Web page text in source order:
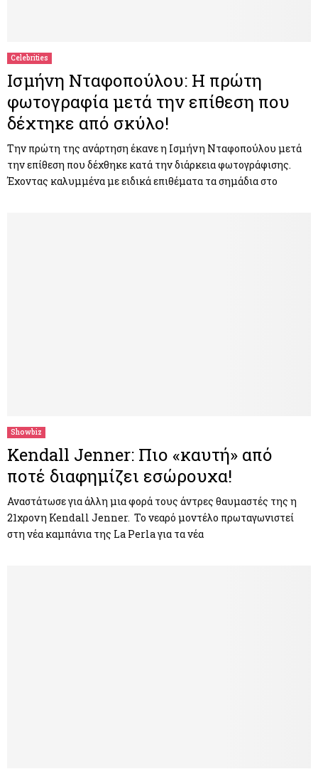
Celebrities
Ισμήνη Νταφοπούλου: Η πρώτη
φωτογραφία μετά την επίθεση που
δέχτηκε από σκύλο!
Την πρώτη της ανάρτηση έκανε η Ισμήνη Νταφοπούλου μετά
την επίθεση που δέχθηκε κατά την διάρκεια φωτογράφισης.
Έχοντας καλυμμένα με ειδικά επιθέματα τα σημάδια στο
Showbiz
Kendall Jenner: Πιο «καυτή» από
ποτέ διαφημίζει εσώρουχα!
Αναστάτωσε για άλλη μια φορά τους άντρες θαυμαστές της η
21χρονη Kendall Jenner. Το νεαρό μοντέλο πρωταγωνιστεί
στη νέα καμπάνια της La Perla για τα νέα